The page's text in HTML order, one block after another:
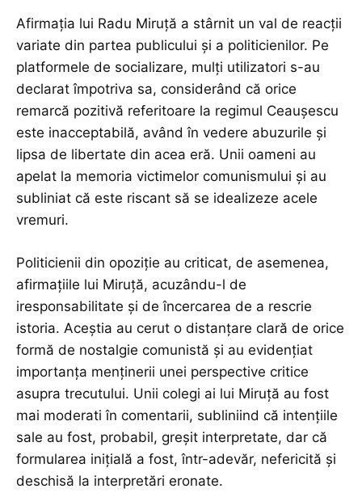
Afirmația lui Radu Miruță a stârnit un val de reacții
variate din partea publicului și a politicienilor. Pe
platformele de socializare, mulți utilizatori s-au
declarat împotriva sa, considerând că orice
remarcă pozitivă referitoare la regimul Ceaușescu
este inacceptabilă, având în vedere abuzurile și
lipsa de libertate din acea eră. Unii oameni au
apelat la memoria victimelor comunismului și au
subliniat că este riscant să se idealizeze acele
vremuri.
Politicienii din opoziție au criticat, de asemenea,
afirmațiile lui Miruță, acuzându-l de
iresponsabilitate și de încercarea de a rescrie
istoria. Aceștia au cerut o distanțare clară de orice
formă de nostalgie comunistă și au evidențiat
importanța menținerii unei perspective critice
asupra trecutului. Unii colegi ai lui Miruță au fost
mai moderati în comentarii, subliniind că intențiile
sale au fost, probabil, greșit interpretate, dar că
formularea inițială a fost, într-adevăr, nefericită și
deschisă la interpretări eronate.